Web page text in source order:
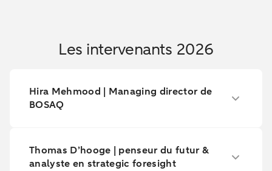
Les intervenants 2026
Hira Mehmood | Managing director de
BOSAQ
Thomas D’hooge | penseur du futur &
analyste en strategic foresight